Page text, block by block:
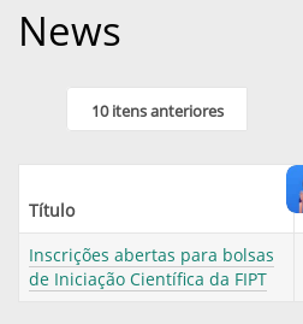
News
10 itens anteriores
Título
Inscrições abertas para bolsas
de Iniciação Científica da FIPT